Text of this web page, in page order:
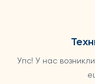
Упс! У нас